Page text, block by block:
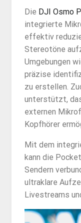
Die DJI Osmo
integrierte
effektiv
Stereotöne
Umgebungen
präzise
zu erstellen.
unterstützt,
externen
Kopfhörer
Mit dem
kann die
Sendern
ultraklare
Livestreams